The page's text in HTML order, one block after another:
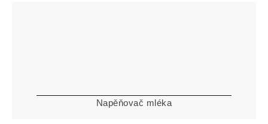
Napěňovač mléka